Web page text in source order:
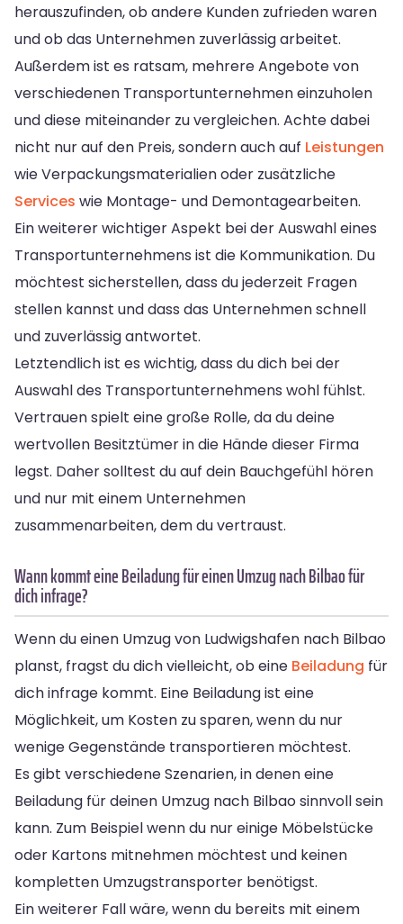
herauszufinden, ob andere Kunden zufrieden waren
und ob das Unternehmen zuverlässig arbeitet.
Außerdem ist es ratsam, mehrere Angebote von
verschiedenen Transportunternehmen einzuholen
und diese miteinander zu vergleichen. Achte dabei
nicht nur auf den Preis, sondern auch auf Leistungen
wie Verpackungsmaterialien oder zusätzliche
Services wie Montage- und Demontagearbeiten.
Ein weiterer wichtiger Aspekt bei der Auswahl eines
Transportunternehmens ist die Kommunikation. Du
möchtest sicherstellen, dass du jederzeit Fragen
stellen kannst und dass das Unternehmen schnell
und zuverlässig antwortet.
Letztendlich ist es wichtig, dass du dich bei der
Auswahl des Transportunternehmens wohl fühlst.
Vertrauen spielt eine große Rolle, da du deine
wertvollen Besitztümer in die Hände dieser Firma
legst. Daher solltest du auf dein Bauchgefühl hören
und nur mit einem Unternehmen
zusammenarbeiten, dem du vertraust.
Wann kommt eine Beiladung für einen Umzug nach Bilbao für
dich infrage?
Wenn du einen Umzug von Ludwigshafen nach Bilbao
planst, fragst du dich vielleicht, ob eine Beiladung für
dich infrage kommt. Eine Beiladung ist eine
Möglichkeit, um Kosten zu sparen, wenn du nur
wenige Gegenstände transportieren möchtest.
Es gibt verschiedene Szenarien, in denen eine
Beiladung für deinen Umzug nach Bilbao sinnvoll sein
kann. Zum Beispiel wenn du nur einige Möbelstücke
oder Kartons mitnehmen möchtest und keinen
kompletten Umzugstransporter benötigst.
Ein weiterer Fall wäre, wenn du bereits mit einem